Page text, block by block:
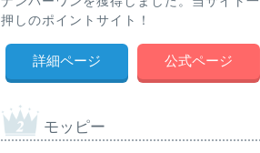
押しのポイントサイト！
詳細ページ 公式ページ
モッピー